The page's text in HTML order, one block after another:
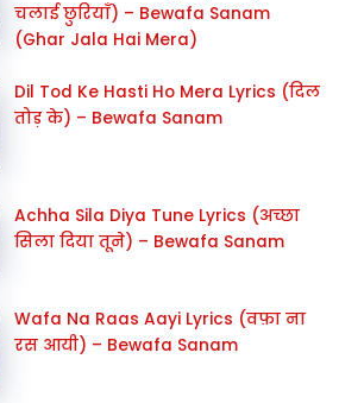
चलाई छुरियाँ) – Bewafa Sanam
(Ghar Jala Hai Mera)
Dil Tod Ke Hasti Ho Mera Lyrics (दिल
तोड़ के) – Bewafa Sanam
Achha Sila Diya Tune Lyrics (अच्छा
सिला दिया तूने) – Bewafa Sanam
Wafa Na Raas Aayi Lyrics (वफ़ा ना
रस आयी) – Bewafa Sanam